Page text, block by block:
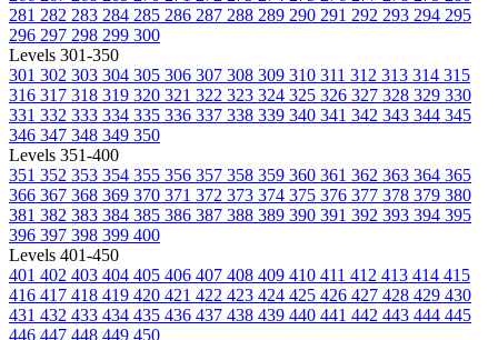
281 282 283 284 285 286 287 288 289 290 291 292 293 294 295
296 297 298 299 300
Levels 301-350
301 302 303 304 305 306 307 308 309 310 311 312 313 314 315
316 317 318 319 320 321 322 323 324 325 326 327 328 329 330
331 332 333 334 335 336 337 338 339 340 341 342 343 344 345
346 347 348 349 350
Levels 351-400
351 352 353 354 355 356 357 358 359 360 361 362 363 364 365
366 367 368 369 370 371 372 373 374 375 376 377 378 379 380
381 382 383 384 385 386 387 388 389 390 391 392 393 394 395
396 397 398 399 400
Levels 401-450
401 402 403 404 405 406 407 408 409 410 411 412 413 414 415
416 417 418 419 420 421 422 423 424 425 426 427 428 429 430
431 432 433 434 435 436 437 438 439 440 441 442 443 444 445
446 447 448 449 450